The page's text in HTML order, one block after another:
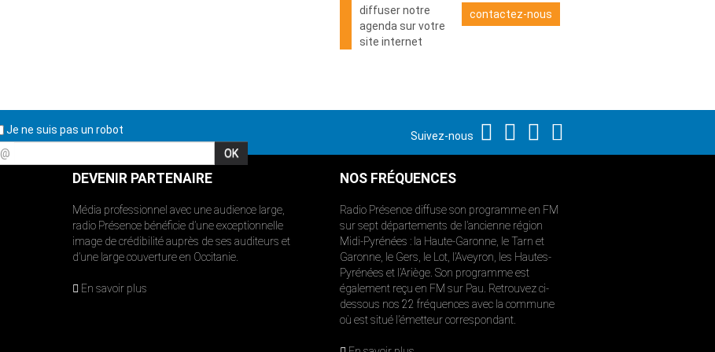
diffuser notre
agenda sur votre
site internet
contactez-nous
Je ne suis pas un robot
@
Suivez-nous
DEVENIR PARTENAIRE
Média professionnel avec une audience large,
radio Présence bénéficie d’une exceptionnelle
image de crédibilité auprès de ses auditeurs et
d’une large couverture en Occitanie.
En savoir plus
NOS FRÉQUENCES
Radio Présence diffuse son programme en FM
sur sept départements de l’ancienne région
Midi-Pyrénées : la Haute-Garonne, le Tarn et
Garonne, le Gers, le Lot, l’Aveyron, les Hautes-
Pyrénées et l’Ariège. Son programme est
également reçu en FM sur Pau. Retrouvez ci-
dessous nos 22 fréquences avec la commune
où est situé l’émetteur correspondant.